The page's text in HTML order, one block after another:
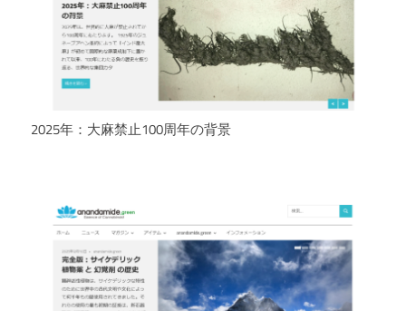
2025年：大麻禁止100周年の背景